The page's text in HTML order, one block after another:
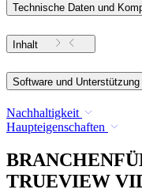
Technische Daten und
Inhalt
Software und Unterstützung
Nachhaltigkeit
Haupteigenschaften
TRUEVIEW